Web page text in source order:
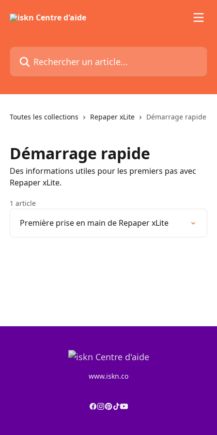
Rechercher un article...
Toutes les collections Repaper xLite Démarrage rapide
Démarrage rapide
Des informations utiles pour les premiers pas avec
Repaper xLite.
1 article
Première prise en main de Repaper xLite
www.iskn.co